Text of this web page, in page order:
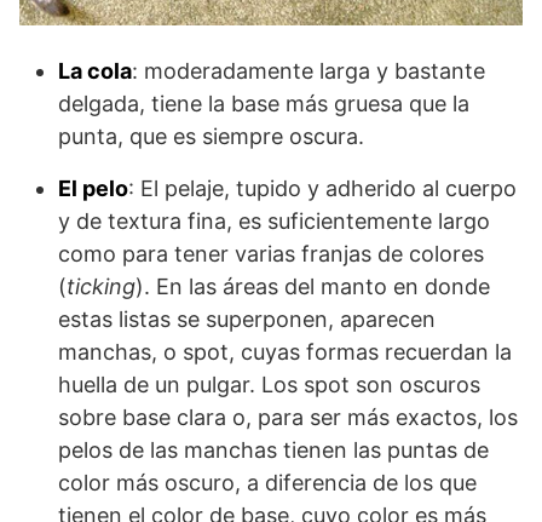
La cola: moderadamente larga y bastante
delgada, tiene la base más gruesa que la
punta, que es siempre oscura.
El pelo: El pelaje, tupido y adherido al cuerpo
y de textura fina, es suficientemente largo
como para tener varias franjas de colores
(ticking). En las áreas del manto en donde
estas listas se superponen, aparecen
manchas, o spot, cuyas formas recuerdan la
huella de un pulgar. Los spot son oscuros
sobre base clara o, para ser más exactos, los
pelos de las manchas tienen las puntas de
color más oscuro, a diferencia de los que
tienen el color de base, cuyo color es más